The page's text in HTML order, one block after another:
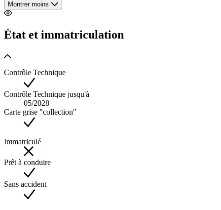
Montrer moins
État et immatriculation
Contrôle Technique
Contrôle Technique jusqu'à
05/2028
Carte grise "collection"
Immatriculé
Prêt à conduire
Sans accident